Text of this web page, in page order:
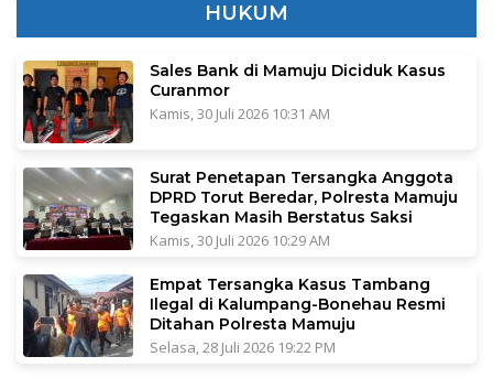
HUKUM
Sales Bank di Mamuju Diciduk Kasus
Curanmor
Kamis, 30 Juli 2026 10:31 AM
Surat Penetapan Tersangka Anggota
DPRD Torut Beredar, Polresta Mamuju
Tegaskan Masih Berstatus Saksi
Kamis, 30 Juli 2026 10:29 AM
Empat Tersangka Kasus Tambang
Ilegal di Kalumpang-Bonehau Resmi
Ditahan Polresta Mamuju
Selasa, 28 Juli 2026 19:22 PM